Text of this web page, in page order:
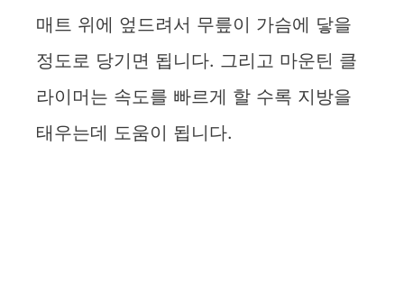
매트 위에 엎드려서 무릎이 가슴에 닿을
정도로 당기면 됩니다. 그리고 마운틴 클
라이머는 속도를 빠르게 할 수록 지방을
태우는데 도움이 됩니다.